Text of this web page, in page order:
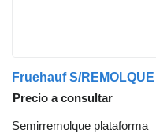
Fruehauf S/
Precio a consultar
Semirremolque plataforma